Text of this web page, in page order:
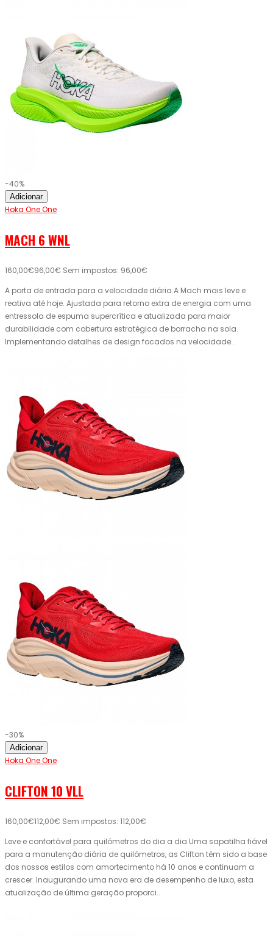
-40%
Adicionar
Hoka One One
MACH 6 WNL
160,00€96,00€ Sem impostos: 96,00€
A porta de entrada para a velocidade diária.A Mach mais leve e
reativa até hoje. Ajustada para retorno extra de energia com uma
entressola de espuma supercrítica e atualizada para maior
durabilidade com cobertura estratégica de borracha na sola.
Implementando detalhes de design focados na velocidade..
-30%
Adicionar
Hoka One One
CLIFTON 10 VLL
160,00€112,00€ Sem impostos: 112,00€
Leve e confortável para quilómetros do dia a dia.Uma sapatilha fiável
para a manutenção diária de quilómetros, as Clifton têm sido a base
dos nossos estilos com amortecimento há 10 anos e continuam a
crescer. Inaugurando uma nova era de desempenho de luxo, esta
atualização de última geração proporci..